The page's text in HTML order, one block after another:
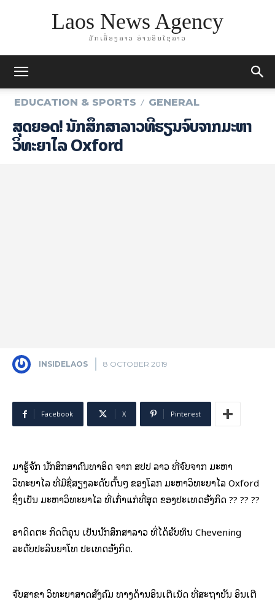
Laos News Agency
ມັກເລື່ອງລາວ ອ່ານອິນໄຊລາວ
EDUCATION & SPORTS GENERAL
ສຸດຍອດ! ນັກສຶກສາລາວທີ່ຮຽນຈົບຈາກມະຫາ
ວິທະຍາໄລ Oxford
INSIDELAOS 8 OCTOBER 2019
Facebook X Pinterest
ມາຮູ້ຈັກ ນັກສຶກສາຄົນທໍາອິດ ຈາກ ສປປ ລາວ ທີ່ຈົບຈາກ ມະຫາ
ວິທະຍາໄລ ທີ່ມີຊື່ສຽງລະດັບຕົ້ນໆ ຂອງໂລກ ມະຫາວິທະຍາໄລ Oxford
ຊຶ່ງເປັນ ມະຫາວິທະຍາໄລ ທີ່ເກົ່າແກ່ທີ່ສຸດ ຂອງປະເທດອັງກິດ ?? ?? ??
ອາດິດຕະ ກິດຕິຄຸນ ເປັນນັກສຶກສາລາວ ທີ່ໄດ້ຮັບທຶນ Chevening
ລະດັບປະລິນຍາໂທ ປະເທດອັງກິດ.
ຈົບສາຂາ ວິທະຍາສາດສັງຄົມ ທາງດ້ານອິນເຕີເນັດ ທີ່ສະຖາບັນ ອິນເຕີ